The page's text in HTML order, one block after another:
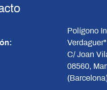
Polígono
Verdaguer"
C/ Joan
08560,